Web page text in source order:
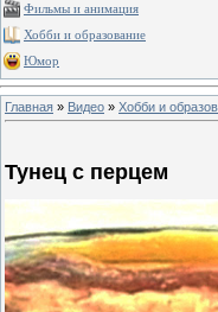
Фильмы и анимация
Хобби и образование
Юмор
Главная » Видео » Хобби и
Тунец с перцем